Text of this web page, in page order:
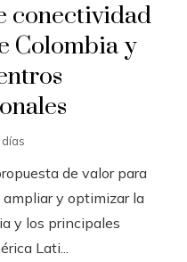
conectividad
Colombia y
de valor para
y optimizar la
y los principales
Lati...